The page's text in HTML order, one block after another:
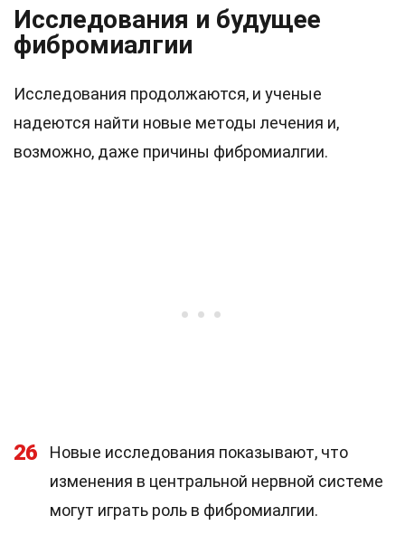
Исследования и будущее
фибромиалгии
Исследования продолжаются, и ученые
надеются найти новые методы лечения и,
возможно, даже причины фибромиалгии.
26
Новые исследования показывают, что
изменения в центральной нервной системе
могут играть роль в фибромиалгии.